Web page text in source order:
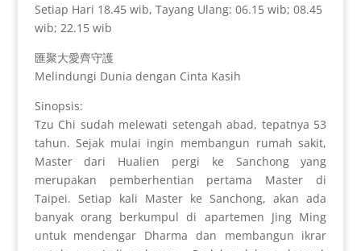
Setiap Hari 18.45 wib, Tayang Ulang: 06.15 wib; 08.45
wib; 22.15 wib
匯聚大愛齊守護
Melindungi Dunia dengan Cinta Kasih
Sinopsis:
Tzu Chi sudah melewati setengah abad, tepatnya 53
tahun. Sejak mulai ingin membangun rumah sakit,
Master dari Hualien pergi ke Sanchong yang
merupakan pemberhentian pertama Master di
Taipei. Setiap kali Master ke Sanchong, akan ada
banyak orang berkumpul di apartemen Jing Ming
untuk mendengar Dharma dan membangun ikrar